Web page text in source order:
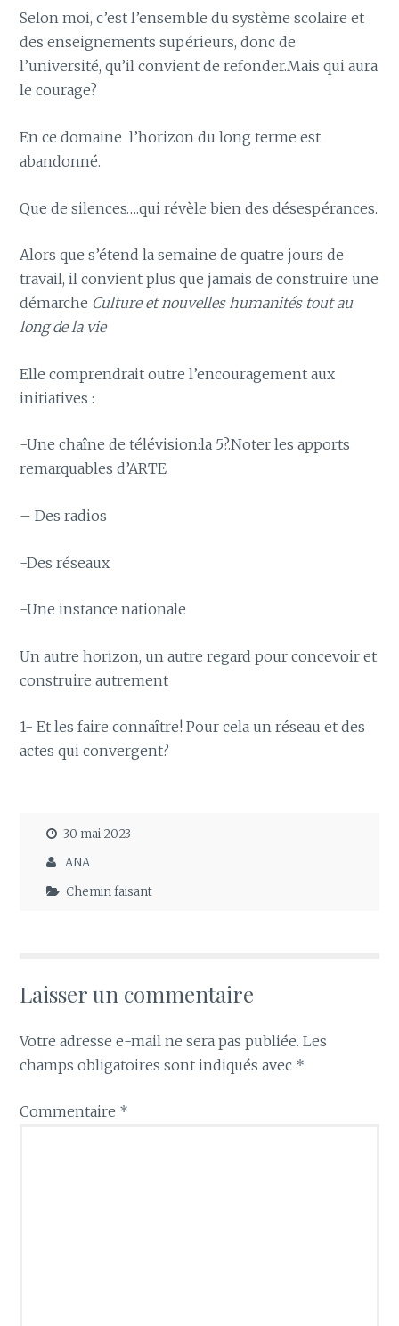
Selon moi, c’est l’ensemble du système scolaire et
des enseignements supérieurs, donc de
l’université, qu’il convient de refonder.Mais qui aura
le courage?
En ce domaine l’horizon du long terme est
abandonné.
Que de silences….qui révèle bien des désespérances.
Alors que s’étend la semaine de quatre jours de
travail, il convient plus que jamais de construire une
démarche Culture et nouvelles humanités tout au
long de la vie
Elle comprendrait outre l’encouragement aux
initiatives :
-Une chaîne de télévision:la 5?.Noter les apports
remarquables d’ARTE
– Des radios
-Des réseaux
-Une instance nationale
Un autre horizon, un autre regard pour concevoir et
construire autrement
1- Et les faire connaître! Pour cela un réseau et des
actes qui convergent?
30 mai 2023
ANA
Chemin faisant
Laisser un commentaire
Votre adresse e-mail ne sera pas publiée. Les
champs obligatoires sont indiqués avec *
Commentaire *